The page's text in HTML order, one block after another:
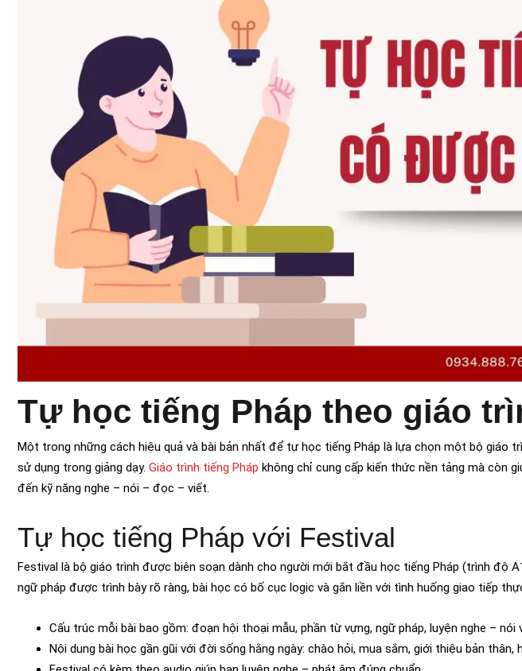
Tự học tiếng Pháp theo giáo
Một trong những cách hiệu quả và bài bản nhất để tự học tiếng Pháp là lựa chọn một bộ giáo
sử dụng trong giảng dạy. Giáo trình tiếng Pháp không chỉ cung cấp kiến thức nền tảng mà còn
đến kỹ năng nghe – nói – đọc – viết.
Tự học tiếng Pháp với Festival
Festival là bộ giáo trình được biên soạn dành cho người mới bắt đầu học tiếng Pháp (trình độ
ngữ pháp được trình bày rõ ràng, bài học có bố cục logic và gắn liền với tình huống giao tiếp
Cấu trúc mỗi bài bao gồm: đoạn hội thoại mẫu, phần từ vựng, ngữ pháp, luyện nghe – nói
Nội dung bài học gần gũi với đời sống hằng ngày: chào hỏi, mua sắm, giới thiệu bản thân,